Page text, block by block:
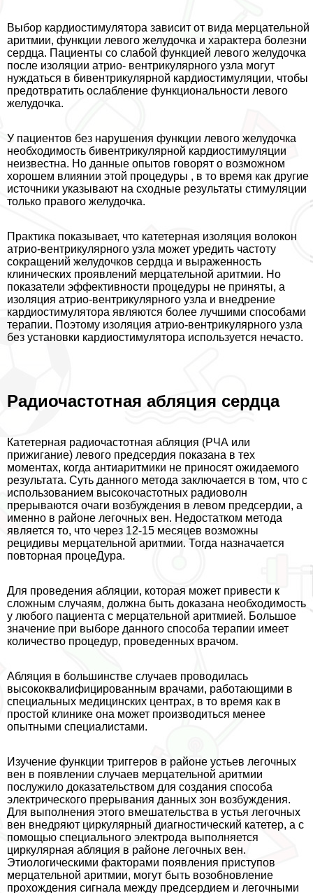
Выбор кардиостимулятора зависит от вида мерцательной
аритмии, функции левого желудочка и хаpaктера болезни
сердца. Пациенты со слабой функцией левого желудочка
после изоляции атрио‐ вентрикулярного узла могут
нуждаться в бивентрикулярной кардиостимуляции, чтобы
предотвратить ослабление функциональности левого
желудочка.
У пациентов без нарушения функции левого желудочка
необходимость бивентрикулярной кардиостимуляции
неизвестна. Но данные опытов говорят о возможном
хорошем влиянии этой процедуры , в то время как другие
источники указывают на сходные результаты стимуляции
только правого желудочка.
Пpaктика показывает, что катетерная изоляция волокон
атрио‐вентрикулярного узла может уредить частоту
сокращений желудочков сердца и выраженность
клинических проявлений мерцательной аритмии. Но
показатели эффективности процедуры не приняты, а
изоляция атрио‐вентрикулярного узла и внедрение
кардиостимулятора являются более лучшими способами
терапии. Поэтому изоляция атрио‐вентрикулярного узла
без установки кардиостимулятора используется нечасто.
Радиочастотная абляция сердца
Катетерная радиочастотная абляция (РЧА или
прижигание) левого предсердия показана в тех
моментах, когда антиаритмики не приносят ожидаемого
результата. Суть данного метода заключается в том, что с
использованием высокочастотных радиоволн
прерываются очаги возбуждения в левом предсердии, а
именно в районе легочных вен. Недостатком метода
является то, что через 12-15 месяцев возможны
рецидивы мерцательной аритмии. Тогда назначается
повторная процеДypa.
Для проведения абляции, которая может привести к
сложным случаям, должна быть доказана необходимость
у любого пациента с мерцательной аритмией. Большое
значение при выборе данного способа терапии имеет
количество процедур, проведенных врачом.
Абляция в большинстве случаев проводилась
высококвалифицированным врачами, работающими в
специальных медицинских центрах, в то время как в
простой клинике она может производиться менее
опытными специалистами.
Изучение функции триггеров в районе устьев легочных
вен в появлении случаев мерцательной аритмии
послужило доказательством для создания способа
электрического прерывания данных зон возбуждения.
Для выполнения этого вмешательства в устья легочных
вен внедряют циркулярный диагностический катетер, а с
помощью специального электрода выполняется
циркулярная абляция в районе легочных вен.
Этиологическими факторами появления приступов
мерцательной аритмии, могут быть возобновление
прохождения сигнала между предсердием и легочными